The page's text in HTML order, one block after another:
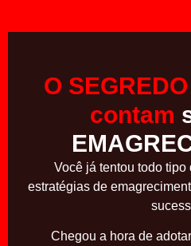
O
contam
Você já tentou todo
estratégias de
Chegou a hora de